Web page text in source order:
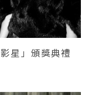
影星」頒獎典禮